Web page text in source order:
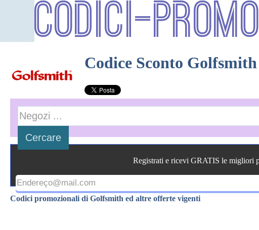
Codici-
Codice Sconto Golfsmith
Registrati e ricevi GRATIS le migliori
Codici promozionali di Golfsmith ed altre offerte vigenti